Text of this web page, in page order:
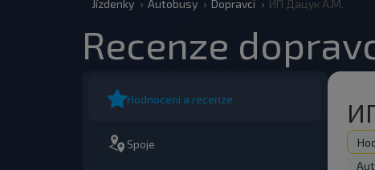
Jízdenky Autobusy Dopravci ИП Дацук А.М.
Recenze
Hodnocení a recenze
Spoje